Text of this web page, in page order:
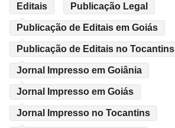
Editais Publicação Legal
Publicação de Editais em Goiás
Publicação de Editais no Tocantins
Jornal Impresso em Goiânia
Jornal Impresso em Goiás
Jornal Impresso no Tocantins